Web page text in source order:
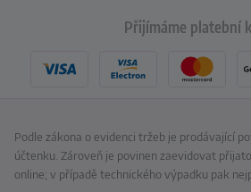
Přijímáme platební
Podle zákona o evidenci tržeb je prodávající
účtenku. Zároveň je povinen zaevidovat
online; v případě technického výpadku pak